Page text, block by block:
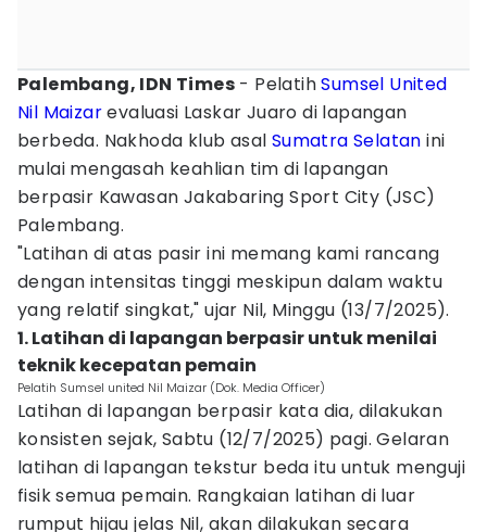
Palembang, IDN Times - PelatihSumsel United
Nil Maizarevaluasi Laskar Juaro di lapangan
berbeda. Nakhoda klub asal Sumatra Selatan ini
mulai mengasah keahlian tim di lapangan
berpasir Kawasan Jakabaring Sport City (JSC)
Palembang.
"Latihan di atas pasir ini memang kami rancang
dengan intensitas tinggi meskipun dalam waktu
yang relatif singkat," ujar Nil, Minggu (13/7/2025).
1. Latihan di lapangan berpasir untuk menilai
teknik kecepatan pemain
Pelatih Sumsel united Nil Maizar (Dok. Media Officer)
Latihan di lapangan berpasir kata dia, dilakukan
konsisten sejak, Sabtu (12/7/2025) pagi. Gelaran
latihan di lapangan tekstur beda itu untuk menguji
fisik semua pemain. Rangkaian latihan di luar
rumput hijau jelas Nil, akan dilakukan secara